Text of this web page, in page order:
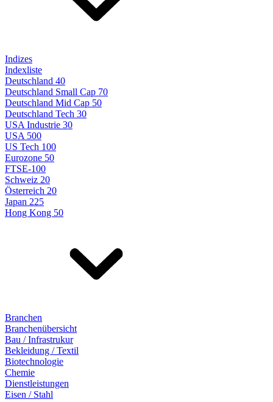
Indizes
Indexliste
Deutschland 40
Deutschland Small Cap 70
Deutschland Mid Cap 50
Deutschland Tech 30
USA Industrie 30
USA 500
US Tech 100
Eurozone 50
FTSE-100
Schweiz 20
Österreich 20
Japan 225
Hong Kong 50
Branchen
Branchenübersicht
Bau / Infrastrukur
Bekleidung / Textil
Biotechnologie
Chemie
Dienstleistungen
Eisen / Stahl